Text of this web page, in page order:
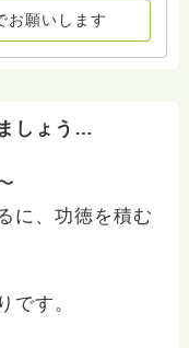
柏マジッククラ
山ジャグリングク
ち
お願いします
しょう…
に、功徳を積む
です。